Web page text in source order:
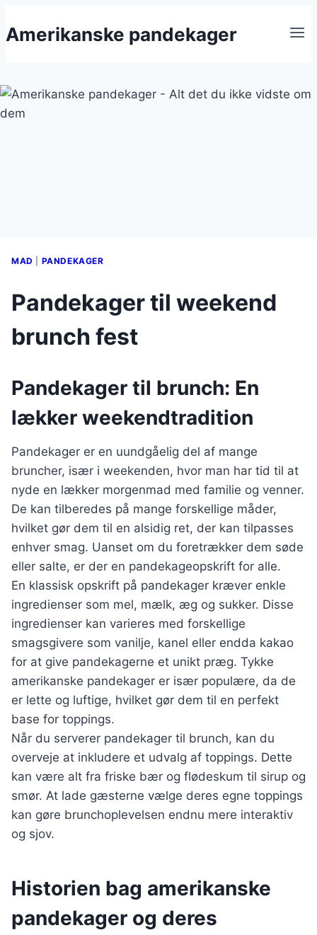
til
Amerikanske pandekager
MAD PANDEKAGER
Pandekager til weekend
brunch fest
Pandekager til brunch: En
lækker weekendtradition
Pandekager er en uundgåelig del af mange
bruncher, især i weekenden, hvor man har tid til at
nyde en lækker morgenmad med familie og venner.
De kan tilberedes på mange forskellige måder,
hvilket gør dem til en alsidig ret, der kan tilpasses
enhver smag. Uanset om du foretrækker dem søde
eller salte, er der en pandekageopskrift for alle.
En klassisk opskrift på pandekager kræver enkle
ingredienser som mel, mælk, æg og sukker. Disse
ingredienser kan varieres med forskellige
smagsgivere som vanilje, kanel eller endda kakao
for at give pandekagerne et unikt præg. Tykke
amerikanske pandekager er især populære, da de
er lette og luftige, hvilket gør dem til en perfekt
base for toppings.
Når du serverer pandekager til brunch, kan du
overveje at inkludere et udvalg af toppings. Dette
kan være alt fra friske bær og flødeskum til sirup og
smør. At lade gæsterne vælge deres egne toppings
kan gøre brunchoplevelsen endnu mere interaktiv
og sjov.
Historien bag amerikanske
pandekager og deres